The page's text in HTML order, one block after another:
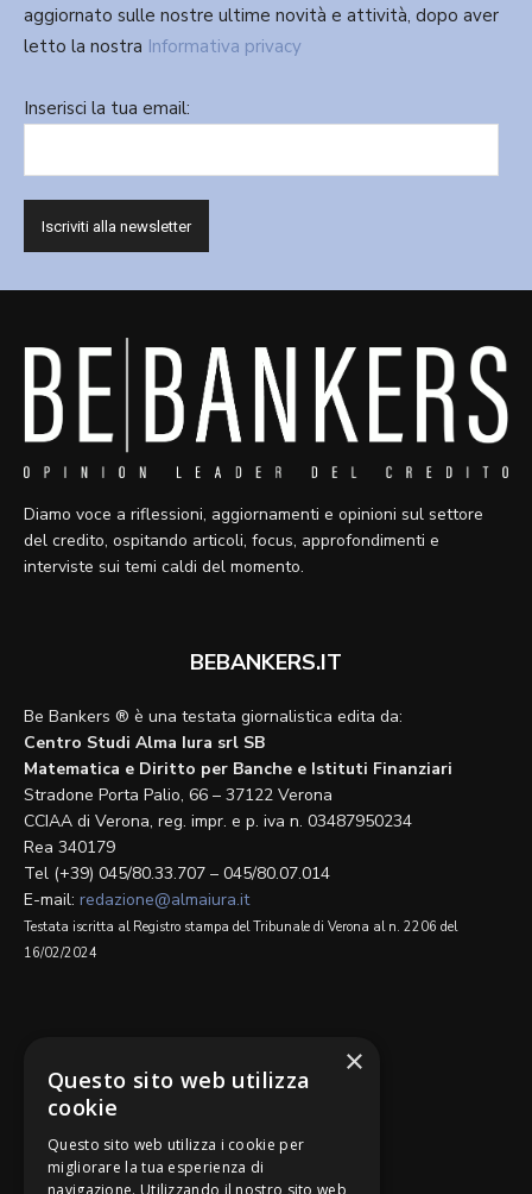
aggiornato sulle nostre ultime novità e attività, dopo aver
letto la nostra Informativa privacy
Inserisci la tua email:
Diamo voce a riflessioni, aggiornamenti e opinioni sul settore
del credito, ospitando articoli, focus, approfondimenti e
interviste sui temi caldi del momento.
BEBANKERS.IT
Be Bankers ® è una testata giornalistica edita da:
Centro Studi Alma Iura srl SB
Matematica e Diritto per Banche e Istituti Finanziari
Stradone Porta Palio, 66 – 37122 Verona
CCIAA di Verona, reg. impr. e p. iva n. 03487950234
Rea 340179
Tel (+39) 045/80.33.707 – 045/80.07.014
E-mail: redazione@almaiura.it
Testata iscritta al Registro stampa del Tribunale di Verona al n. 2206 del
16/02/2024
×
Questo sito web utilizza
cookie
Questo sito web utilizza i cookie per
migliorare la tua esperienza di
navigazione. Utilizzando il nostro sito web